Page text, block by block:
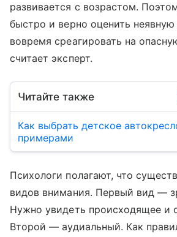
развивается с возрастом.
быстро и верно оценить неявную
вовремя среагировать на
считает эксперт.
Читайте также
Как выбрать детское
примерами
Психологи полагают, что
видов внимания. Первый вид —
Нужно увидеть происходящее и
Второй — аудиальный. Как